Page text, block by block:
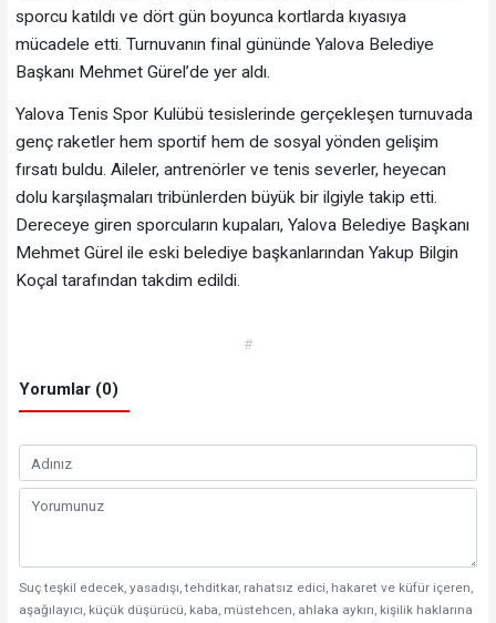
sporcu katıldı ve dört gün boyunca kortlarda kıyasıya
mücadele etti. Turnuvanın final gününde Yalova Belediye
Başkanı Mehmet Gürel’de yer aldı.
Yalova Tenis Spor Kulübü tesislerinde gerçekleşen turnuvada
genç raketler hem sportif hem de sosyal yönden gelişim
fırsatı buldu. Aileler, antrenörler ve tenis severler, heyecan
dolu karşılaşmaları tribünlerden büyük bir ilgiyle takip etti.
Dereceye giren sporcuların kupaları, Yalova Belediye Başkanı
Mehmet Gürel ile eski belediye başkanlarından Yakup Bilgin
Koçal tarafından takdim edildi.
#
Yorumlar (0)
Suç teşkil edecek, yasadışı, tehditkar, rahatsız edici, hakaret ve küfür içeren,
aşağılayıcı, küçük düşürücü, kaba, müstehcen, ahlaka aykırı, kişilik haklarına